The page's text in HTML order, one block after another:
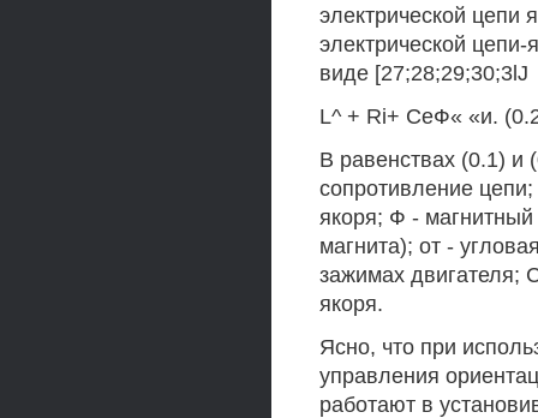
электрической цепи
электрической цепи-
виде [27;28;29;30;3lJ
L^ + Ri+ СеФ« «и.
В равенствах (0.1) и
сопротивление
якоря; Ф - магнитный
магнита); от -
зажимах двигателя;
якоря.
Ясно, что при
управления
работают в